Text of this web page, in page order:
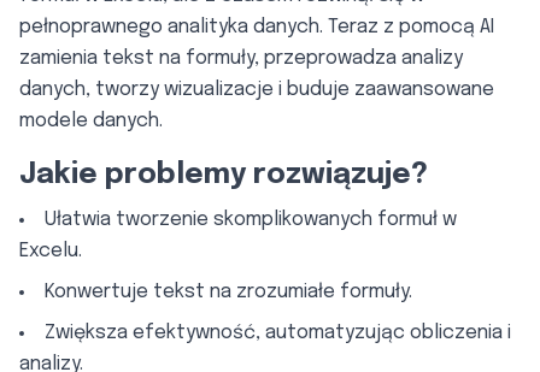
pełnoprawnego analityka danych. Teraz z pomocą AI
zamienia tekst na formuły, przeprowadza analizy
danych, tworzy wizualizacje i buduje zaawansowane
modele danych.
Jakie problemy rozwiązuje?
Ułatwia tworzenie skomplikowanych formuł w
Excelu.
Konwertuje tekst na zrozumiałe formuły.
Zwiększa efektywność, automatyzując obliczenia i
analizy.